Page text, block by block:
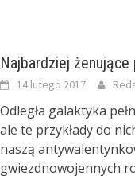
Najbardziej żenujące
14 lutego 2017
Odległa galaktyka
ale te przykłady do
naszą
gwiezdnowojennych